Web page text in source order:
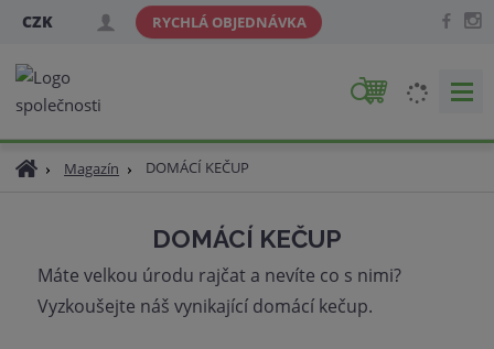
CZK RYCHLÁ OBJEDNÁVKA
V
h
t
Ú
í
s
Magazín DOMÁCÍ KEČUP
DOMÁCÍ KEČUP
Máte velkou úrodu rajčat a nevíte co s nimi?
Vyzkoušejte náš vynikající domácí kečup.